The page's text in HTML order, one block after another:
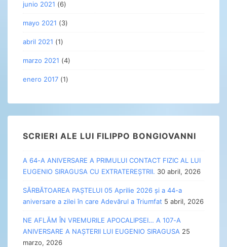
junio 2021 (6)
mayo 2021 (3)
abril 2021 (1)
marzo 2021 (4)
enero 2017 (1)
SCRIERI ALE LUI FILIPPO BONGIOVANNI
A 64-A ANIVERSARE A PRIMULUI CONTACT FIZIC AL LUI
EUGENIO SIRAGUSA CU EXTRATEREȘTRII. 30 abril, 2026
SĂRBĂTOAREA PAȘTELUI 05 Aprilie 2026 și a 44-a
aniversare a zilei în care Adevărul a Triumfat 5 abril, 2026
NE AFLĂM ÎN VREMURILE APOCALIPSEI… A 107-A
ANIVERSARE A NAȘTERII LUI EUGENIO SIRAGUSA 25
marzo, 2026